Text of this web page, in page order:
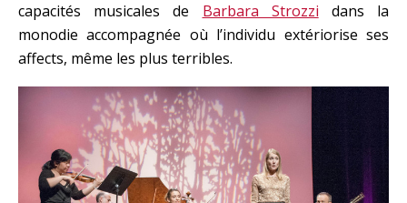
capacités musicales de Barbara Strozzi dans la
monodie accompagnée où l’individu extériorise ses
affects, même les plus terribles.